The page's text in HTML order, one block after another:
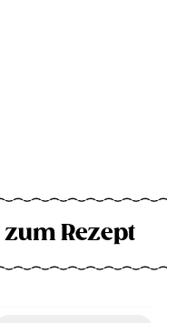
Rezept